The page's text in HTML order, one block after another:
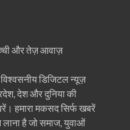
और तेज़ आवाज़
डिजिटल न्यूज़
देश और दुनिया की
हमारा मकसद सिर्फ खबरें
लाना है जो समाज, युवाओं